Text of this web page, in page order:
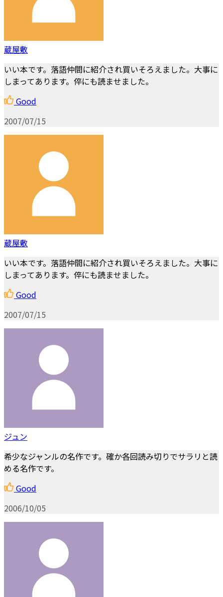
蔵屋敷
いい本です。落語仲間に紹介され買いそろえました。大事に
しまってあります。倅にも読ませました。
Good
2007/07/15
蔵屋敷
いい本です。落語仲間に紹介され買いそろえました。大事に
しまってあります。倅にも読ませました。
Good
2007/07/15
ジュン
希少なジャンルの名作です。確か各回読み切りでサラリと読
める名作です。
Good
2006/10/05